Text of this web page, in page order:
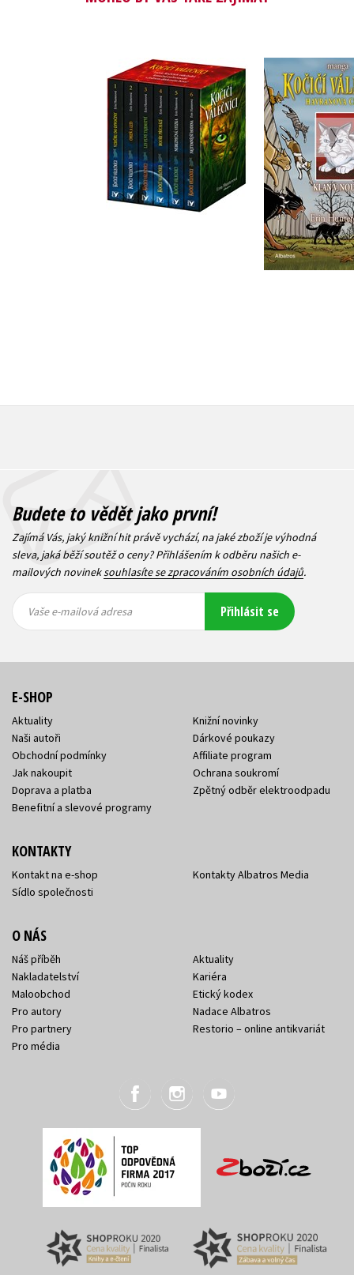
Kočičí válečníci: BOX
1-6
Erin Hunterová
Kočičí
Havranova
- Klan v
Erin
Do
215 Kč
Budete to vědět jako první!
Zajímá Vás, jaký knižní hit právě vychází, na jaké zboží je výhodná
sleva, jaká běží soutěž o ceny? Přihlášením k odběru našich e-
mailových novineksouhlasíte se zpracováním osobních údajů.
mailová
mailová
Vaše e-mailová adresa Přihlásit se
E-SHOP
Aktuality
Naši autoři
Obchodní podmínky
Jak nakoupit
Doprava a platba
Benefitní a slevové programy
Knižní novinky
Dárkové poukazy
Affiliate program
Ochrana soukromí
Zpětný odběr elektroodpadu
KONTAKTY
Kontakt na e-shop
Sídlo společnosti
Kontakty Albatros Media
O NÁS
Náš příběh
Nakladatelství
Maloobchod
Pro autory
Pro partnery
Pro média
Aktuality
Kariéra
Etický kodex
Nadace Albatros
Restorio – online antikvariát